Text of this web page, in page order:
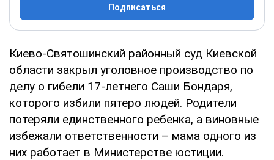
Подписаться
Киево-Святошинский районный суд Киевской
области закрыл уголовное производство по
делу о гибели 17-летнего Саши Бондаря,
которого избили пятеро людей. Родители
потеряли единственного ребенка, а виновные
избежали ответственности – мама одного из
них работает в Министерстве юстиции.